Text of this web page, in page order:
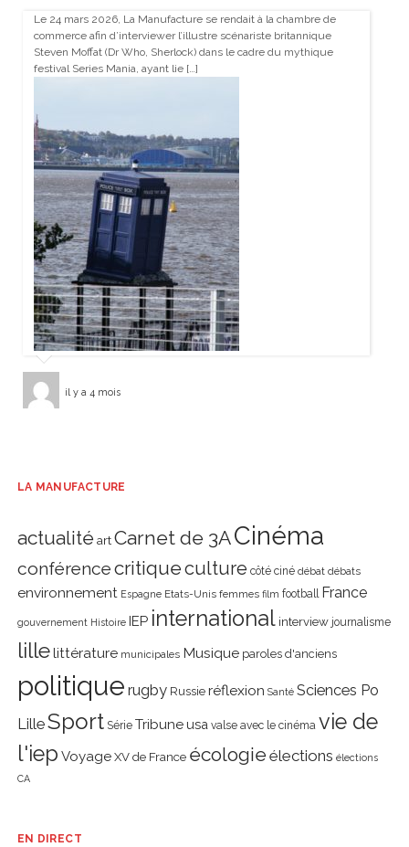
Le 24 mars 2026, La Manufacture se rendait à la chambre de
commerce afin d’interviewer l’illustre scénariste britannique
Steven Moffat (Dr Who, Sherlock) dans le cadre du mythique
festival Series Mania, ayant lie […]
il y a 4 mois
LA MANUFACTURE
actualité art Carnet de 3ACinéma
conférencecritiqueculture côté ciné débat débats
environnement Espagne Etats-Unis femmes film football France
gouvernement Histoire IEP international interview journalisme
lillelittérature municipales Musique paroles d'anciens
politique rugby Russie réflexion Santé Sciences Po
LilleSport Série Tribune usa valse avec le cinéma vie de
l'iep Voyage XV de France écologie élections élections
CA
EN DIRECT